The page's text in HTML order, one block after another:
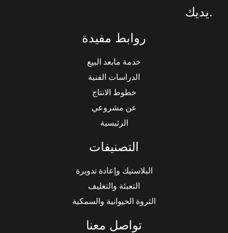
تواصل معنا
التصنيفات
البلاستيك وإعادة تدويرة
التعبئة والتغليف
الثروة الحيوانية والسمكية
روابط مفيدة
خدمة مابعد البيع
الدراسات الفنية
خطوط الانتاج
عن مشروعي
الرئيسية
يديك.